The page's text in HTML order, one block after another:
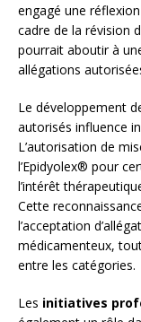
engagé une
cadre de la révision
pourrait aboutir à
allégations
Le développement
autorisés influence
L’autorisation de
l’Epidyolex® pour
l’intérêt
Cette
l’acceptation
médicamenteux,
entre les catégories.
Les initiatives